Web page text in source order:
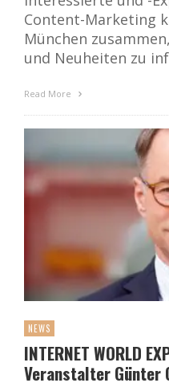
Content-Marketing
München
und Neuheiten zu
Read More
NEWS
INTERNET WORLD
Veranstalter Günter